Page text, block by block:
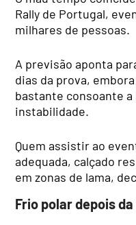
Rally de Portugal,
milhares de pessoas.
A previsão aponta
dias da prova,
bastante consoante a
instabilidade.
Quem assistir ao
adequada, calçado
em zonas de lama,
Frio polar depois